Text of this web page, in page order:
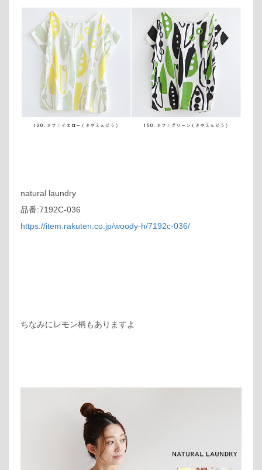
natural laundry
品番:7192C-036
https://item.rakuten.co.jp/woody-h/7192c-036/
ちなみにレモン柄もありますよ